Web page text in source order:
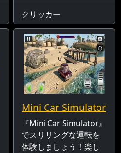
クリッカー
Mini Car Simulator
『Mini Car Simulator』
でスリリングな運転を
体験しましょう！楽し